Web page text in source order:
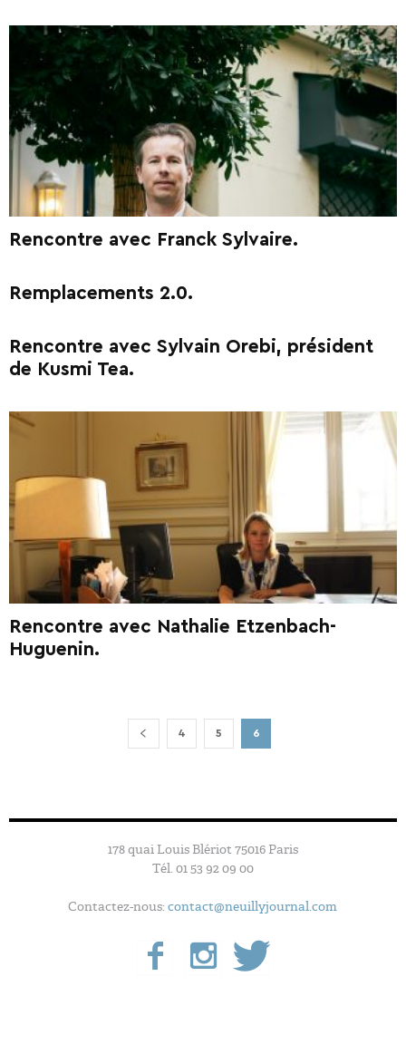
Rencontre avec Franck Sylvaire.
Remplacements 2.0.
Rencontre avec Sylvain Orebi, président
de Kusmi Tea.
Rencontre avec Nathalie Etzenbach-
Huguenin.
4 5 6
178 quai Louis Blériot 75016 Paris
Tél. 01 53 92 09 00
Contactez-nous:contact@neuillyjournal.com